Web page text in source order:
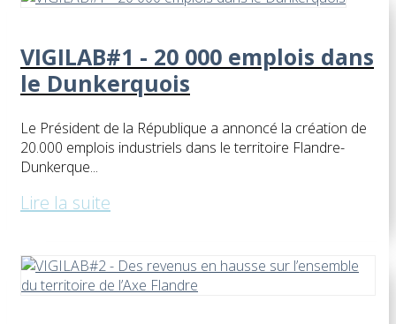
VIGILAB#1 - 20 000 emplois dans
le Dunkerquois
Le Président de la République a annoncé la création de
20.000 emplois industriels dans le territoire Flandre-
Dunkerque...
Lire la suite